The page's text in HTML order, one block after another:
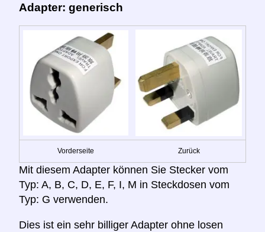
Adapter: generisch
Vorderseite Zurück
Mit diesem Adapter können Sie Stecker vom
Typ: A, B, C, D, E, F, I, M in Steckdosen vom
Typ: G verwenden.
Dies ist ein sehr billiger Adapter ohne losen